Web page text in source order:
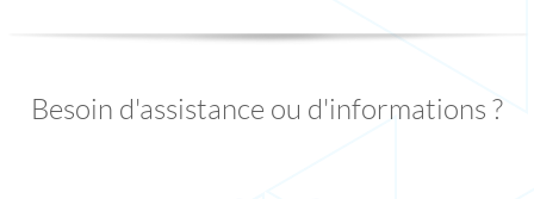
Besoin d'assistance ou d'informations ?